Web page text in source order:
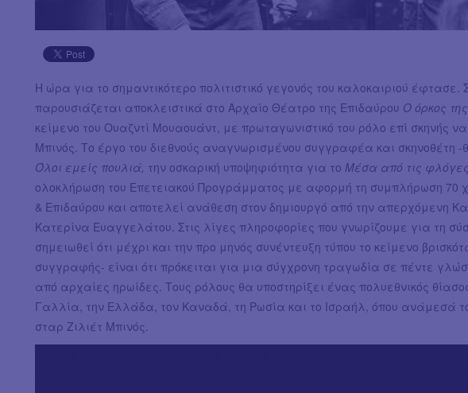
Η ώρα για το σημαντικότερο πολιτιστικό γεγονός του καλοκαιριού έφτασε.
παρουσιάζεται αποκλειστικά στο Αρχαίο Θέατρο της Επιδαύρου Ο όρκος
κείμενο του Ουαζντί Μουαουάντ, με πρωταγωνιστικό του ρόλο επί σκηνής
Μπινός. Το έργο του διεθνούς αναγνωρισμένου συγγραφέα και σκηνοθέτη -
Όλοι εμείς πουλιά, την οσκαρική υποψηφιότητα για το Μέσα από τις φλόγες
ολοκλήρωση του Επετειακού Προγράμματος με αφορμή τη συμπλήρωση 70
& Επιδαύρου και αποτελεί ανάθεση στον δημιουργό από την απερχόμενη
Κατερίνα Ευαγγελάτου. Στις λίγες πληροφορίες που γνωρίζουμε για τη
σημειωθεί ότι μέχρι και την προ μηνός συνέντευξη τύπου το κείμενο
συγγραφής- είναι ότι πρόκειται για μια σύγχρονη τραγωδία σε πέντε
από αρχαίες ηρωίδες. Τους ρόλους θα υποστηρίξει ένας πολυεθνικός
Γαλλία, την Ελλάδα, τον Καναδά, τη Ρωσία και το Ισραήλ, όπου ανάμεσά
σταρ Ζιλιέτ Μπινός.